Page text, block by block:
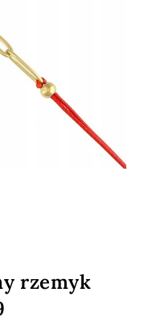
rzemyk